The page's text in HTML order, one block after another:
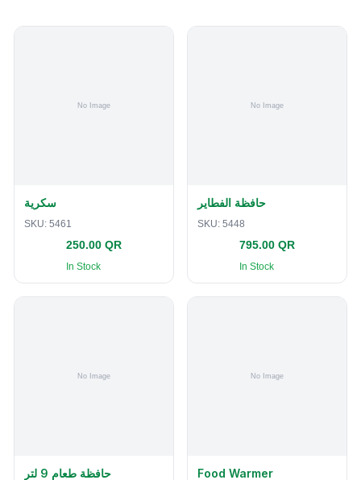
سكرية
SKU: 5461
250.00 QR
In Stock
حافظة الفطاير
SKU: 5448
795.00 QR
In Stock
حافظة طعام 9 لتر Food Warmer